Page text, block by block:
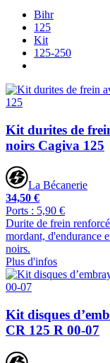
Bihr
125
Kit
125-250
Kit durites de
noirs Cagiva 125
La Bécanerie
34,50 €
Ports : 5,90 €
Durite de frein
mordant, d'endurance
noirs.
Plus d'infos
Kit disques
CR 125 R 00-07